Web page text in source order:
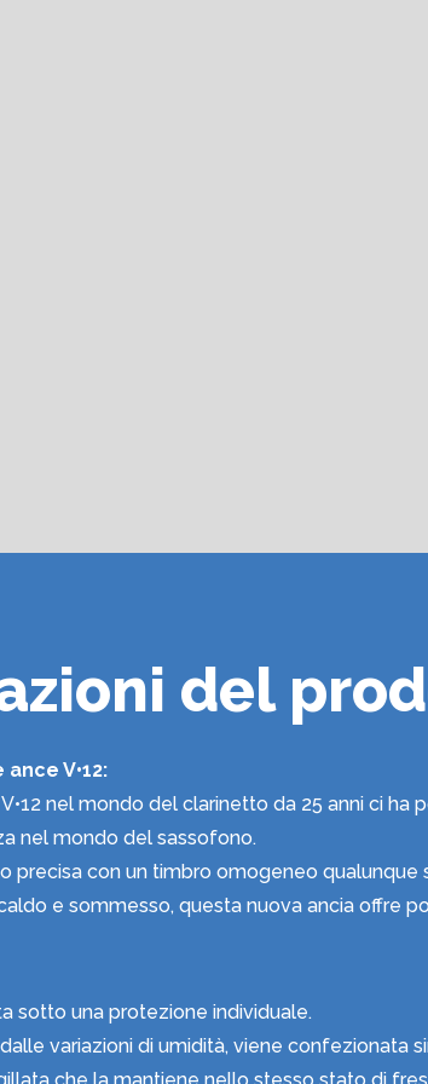
del
V•12:
nel mondo del clarinetto da 25 anni ci ha
nel mondo del sassofono.
precisa con un timbro omogeneo qualunque
e sommesso, questa nuova ancia offre
sotto una protezione individuale.
variazioni di umidità, viene confezionata